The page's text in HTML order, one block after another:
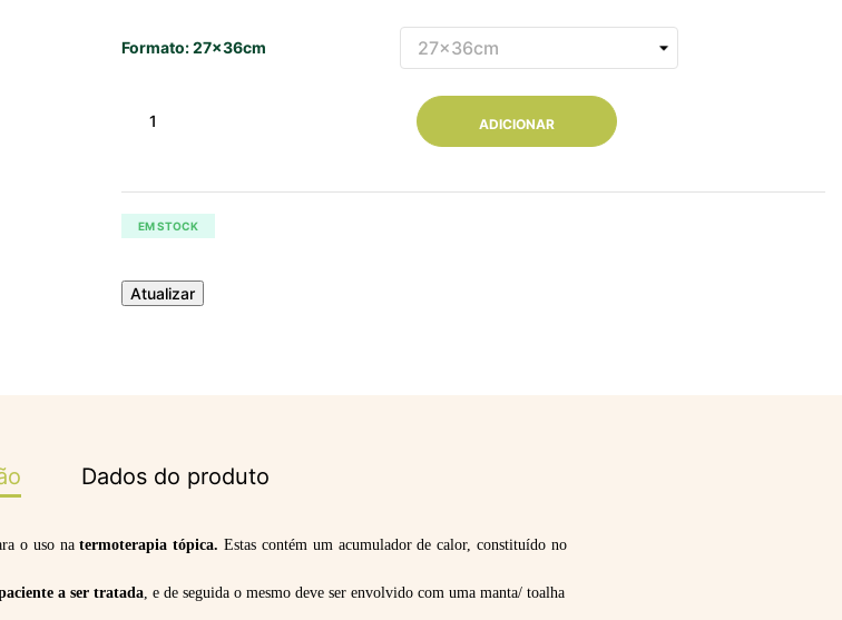
Formato: 27x36cm
ADICIONAR
EM STOCK
Dados do produto
o uso natermoterapia tópica. Estas contém um acumulador de calor, constituído no
a ser tratada , e de seguida o mesmo deve ser envolvido com uma manta/ toalha